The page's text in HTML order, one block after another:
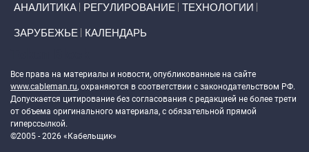
АНАЛИТИКА РЕГУЛИРОВАНИЕ ТЕХНОЛОГИИ
ЗАРУБЕЖЬЕ КАЛЕНДАРЬ
Все права на материалы и новости, опубликованные на сайте
www.cableman.ru, охраняются в соответствии с законодательством РФ.
Допускается цитирование без согласования с редакцией не более трети
от объема оригинального материала, с обязательной прямой
гиперссылкой.
©2005 - 2026 «Кабельщик»